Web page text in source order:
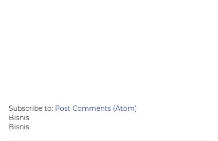
Subscribe to: Post Comments (Atom)
Bisnis
Bisnis